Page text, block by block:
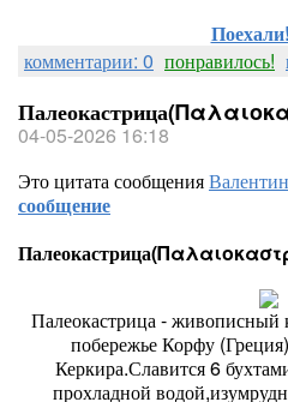
комментарии: 0 понравилось!
04-05-2026 16:18
Это цитата сообщения
сообщение
Палеокастрица - живописный
побережье Корфу
Керкира.Славится 6
прохладной